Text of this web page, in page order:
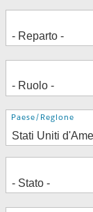
Indirizzo
Paese/Regione